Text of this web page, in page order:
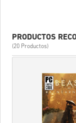
PRODUCTOS
(20 Productos)